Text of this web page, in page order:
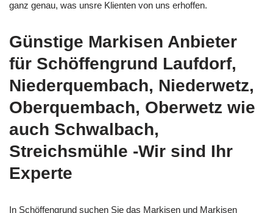
ganz genau, was unsre Klienten von uns erhoffen.
Günstige Markisen Anbieter
für Schöffengrund Laufdorf,
Niederquembach, Niederwetz,
Oberquembach, Oberwetz wie
auch Schwalbach,
Streichsmühle -Wir sind Ihr
Experte
In Schöffengrund suchen Sie das Markisen und Markisen